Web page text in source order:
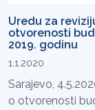
Uredu za
otvorenosti
2019. godinu
1.1.2020
Sarajevo,
o otvorenosti